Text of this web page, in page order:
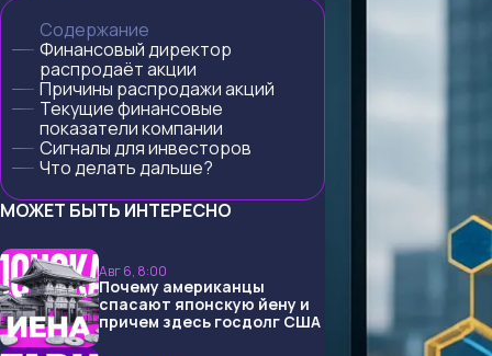
Содержание
Финансовый директор
распродаёт акции
Причины распродажи акций
Текущие финансовые
показатели компании
Сигналы для инвесторов
Что делать дальше?
МОЖЕТ БЫТЬ ИНТЕРЕСНО
Авг 6, 8:00
Почему американцы
спасают японскую йену и
причем здесь госдолг США